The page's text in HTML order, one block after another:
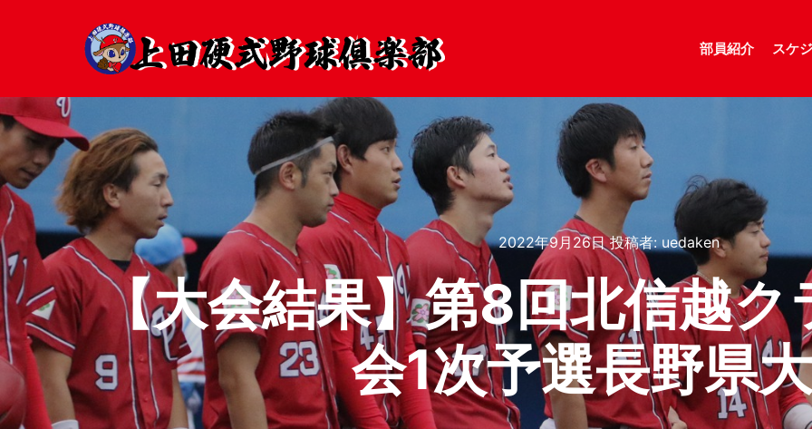
部員紹介 スケ
2022年9月26日投稿者:uedaken
【大会結果】第8回北信越ク
会1次予選長野県